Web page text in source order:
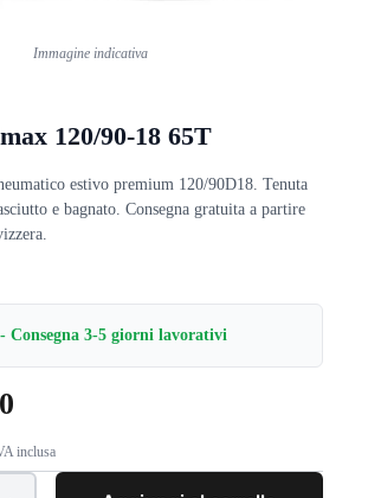
Immagine indicativa
120/90-18 65T
estivo premium 120/90D18. Tenuta
e bagnato. Consegna gratuita a partire
Consegna 3-5 giorni lavorativi
inclusa